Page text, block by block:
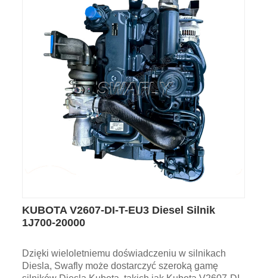
KUBOTA V2607-DI-T-EU3 Diesel Silnik
1J700-20000
Dzięki wieloletniemu doświadczeniu w silnikach
Diesla, Swafly może dostarczyć szeroką gamę